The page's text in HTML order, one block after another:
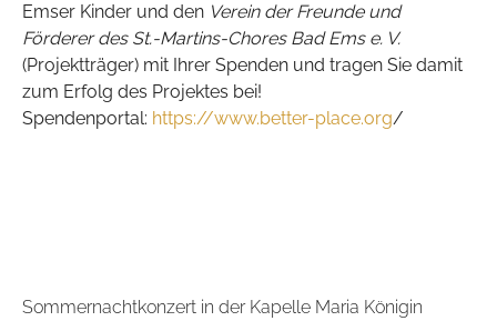
Emser Kinder und den Verein der Freunde und
Förderer des St.-Martins-Chores Bad Ems e. V.
(Projektträger) mit Ihrer Spenden und tragen Sie damit
zum Erfolg des Projektes bei!
Spendenportal: https://www.better-place.org/
Sommernachtkonzert in der Kapelle Maria Königin